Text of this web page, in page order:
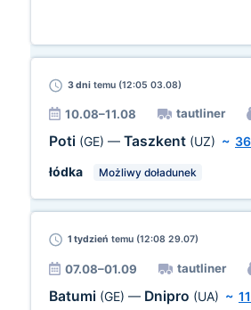
3 dni temu (12:05 03.08)
10.08–11.08 tautliner
Poti (GE) — Taszkent (UZ) ~
łódka
Możliwy doładunek
1 tydzień temu (12:08 29.07)
07.08–01.09 tautliner
Batumi (GE) — Dnipro (UA) ~